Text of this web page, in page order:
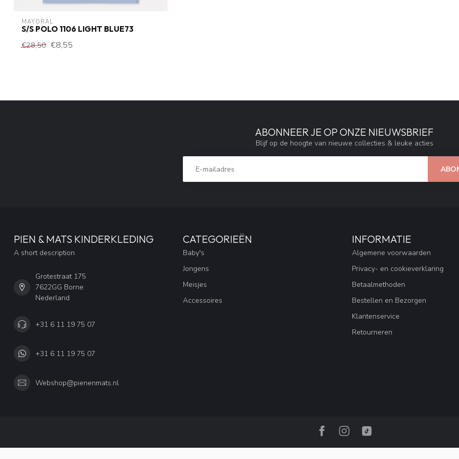
MAYORAL
S/S POLO 1106 LIGHT BLUE73
€28,50 €8,55
ABONNEER JE OP ONZE NIEUWSBRIEF
Blijf op de hoogte van nieuwe collecties & leuke acties
PIEN & MATS KINDERKLEDING
A short description
Grotestraat 175
7622GG Borne
Nederland
+31 6 11 19 75 07
+31 6 11 19 75 07
Webshop@pienenmats.nl
CATEGORIEËN
Baby's
Jongens
Meisjes
Accessoires
INFORMATIE
Algemene voorwaarden
Privacy- en cookieverklaring
Betaalmethoden
Bestellen en Bezorgen
Klantenservice
Retourneren